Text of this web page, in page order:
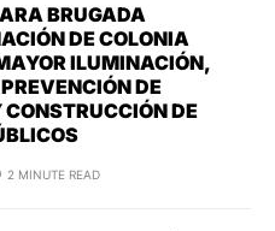
BRUGADA
DE COLONIA
ILUMINACIÓN,
DE
DE
2 MINUTE READ